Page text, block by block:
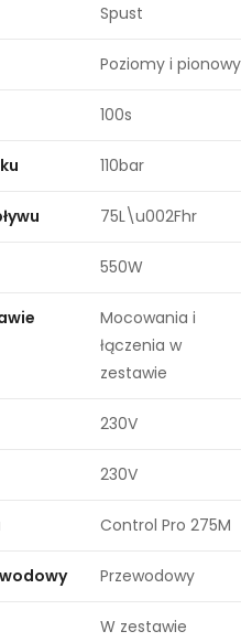
Spust
Poziomy i pionowy
100s
110bar
75L\u002Fhr
550W
Mocowania i
łączenia w
zestawie
230V
230V
Control Pro 275M
Przewodowy
W zestawie